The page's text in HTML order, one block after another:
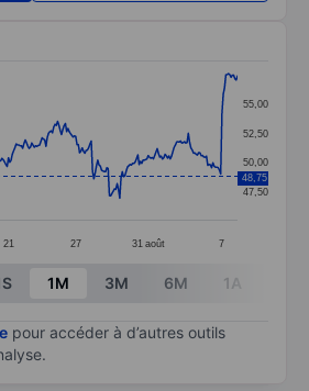
data points.
axis displaying categories.
axis displaying values. Data
21 27 31 août 7
47,50
50,00
52,50
55,00
48,75
chart.1M 3M 6M 1A
pour accéder à d’autres outils